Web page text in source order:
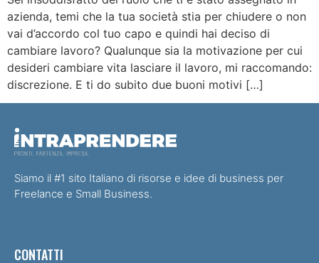
azienda, temi che la tua società stia per chiudere o non
vai d’accordo col tuo capo e quindi hai deciso di
cambiare lavoro? Qualunque sia la motivazione per cui
desideri cambiare vita lasciare il lavoro, mi raccomando:
discrezione. E ti do subito due buoni motivi […]
Siamo il #1 sito Italiano di risorse e idee di business per
Freelance e Small Business.
CONTATTI